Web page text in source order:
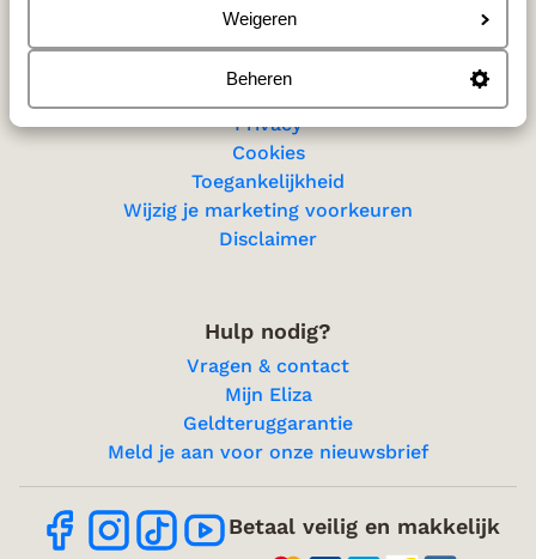
Weigeren
Beheren
Privacy & cookies
Privacy
Cookies
Toegankelijkheid
Wijzig je marketing voorkeuren
Disclaimer
Hulp nodig?
Vragen & contact
Mijn Eliza
Geldteruggarantie
Meld je aan voor onze nieuwsbrief
Betaal veilig en makkelijk